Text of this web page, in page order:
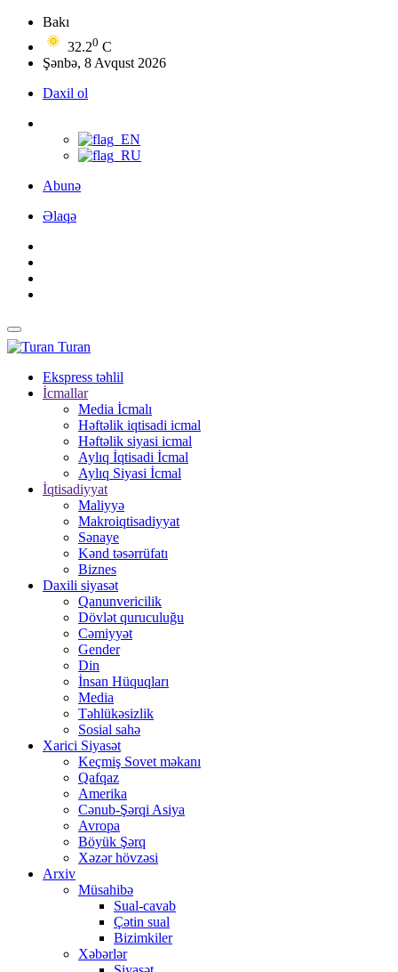
Bakı
32.20 C
Şənbə, 8 Avqust 2026
Daxil ol
Abunə
Əlaqə
Turan
Ekspress təhlil
İcmallar
Media İcmalı
Həftəlik iqtisadi icmal
Həftəlik siyasi icmal
Aylıq İqtisadi İcmal
Aylıq Siyasi İcmal
İqtisadiyyat
Maliyyə
Makroiqtisadiyyat
Sənaye
Kənd təsərrüfatı
Biznes
Daxili siyasət
Qanunvericilik
Dövlət quruculuğu
Cəmiyyət
Gender
Din
İnsan Hüquqları
Media
Təhlükəsizlik
Sosial sahə
Xarici Siyasət
Keçmiş Sovet məkanı
Qafqaz
Amerika
Cənub-Şərqi Asiya
Avropa
Böyük Şərq
Xəzər hövzəsi
Arxiv
Müsahibə
Sual-cavab
Çətin sual
Bizimkiler
Xəbərlər